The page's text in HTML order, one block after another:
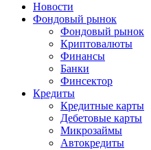
Новости
Фондовый рынок
Фондовый рынок
Криптовалюты
Финансы
Банки
Финсектор
Кредиты
Кредитные карты
Дебетовые карты
Микрозаймы
Автокредиты